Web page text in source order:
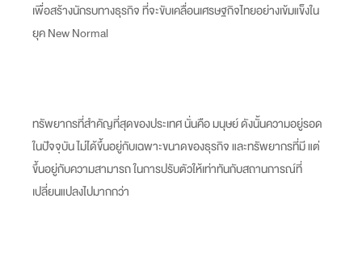
เพื่อสร้างนักรบทางธุรกิจ ที่จะขับเคลื่อนเศรษฐกิจไทยอย่างเข้มแข็งใน
ยุค New Normal
ทรัพยากรที่สำคัญที่สุดของประเทศ นั่นคือ มนุษย์ ดังนั้นความอยู่รอด
ในปัจจุบัน ไม่ได้ขึ้นอยู่กับเฉพาะขนาดของธุรกิจ และทรัพยากรที่มี แต่
ขึ้นอยู่กับความสามารถ ในการปรับตัวให้เท่าทันกับสถานการณ์ที่
เปลี่ยนแปลงไปมากกว่า